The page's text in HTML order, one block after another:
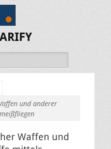
und anderer
Waffen und